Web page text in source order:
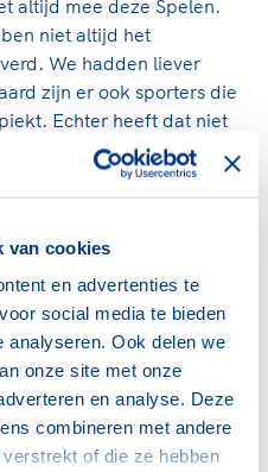
van cookies
en advertenties te
social media te bieden
analyseren. Ook delen we
onze site met onze
en analyse. Deze
combineren met andere
of die ze hebben
altijd mee deze Spelen.
niet altijd het
We hadden liever
zijn er ook sporters die
Echter heeft dat niet
achter de medailles
persoonlijk doel
protheses zijn medaille
zilver wint op een
grootste concurrenten
die hier haar debuut
TeamNL op zowel de
Het zijn stuk